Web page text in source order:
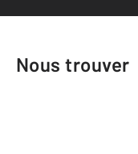
Nous trouver